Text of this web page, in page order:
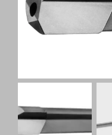
Français